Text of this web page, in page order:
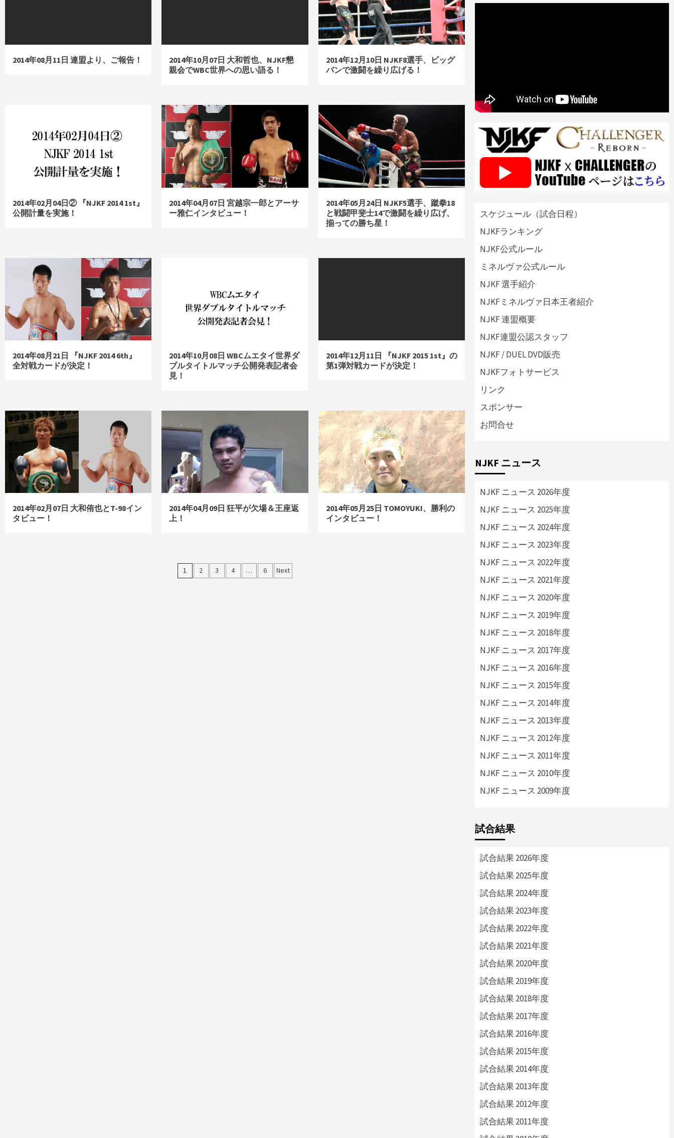
2014年08月11日 連盟より、ご報告！
2014年10月07日 大和哲也、NJKF懇
親会でWBC世界への思い語る！
2014年12月10日 NJKF8選手、ビッグ
バンで激闘を繰り広げる！
2014年02月04日② 『NJKF 2014 1st』
公開計量を実施！
2014年04月07日 宮越宗一郎とアーサ
ー雅仁インタビュー！
2014年05月24日 NJKF5選手、蹴拳18
と戦闘甲斐士14で激闘を繰り広げ、
揃っての勝ち星！
2014年08月21日 『NJKF 2014 6th』
全対戦カードが決定！
2014年10月08日 WBCムエタイ世界ダ
ブルタイトルマッチ公開発表記者会
見！
2014年12月11日 『NJKF 2015 1st』の
第1弾対戦カードが決定！
2014年02月07日 大和侑也とT-98イン
タビュー！
2014年04月09日 狂平が欠場＆王座返
上！
2014年05月25日 TOMOYUKI、勝利の
インタビュー！
ナ
1 2 3 4 … 6 Next
スケジュール（試合日程）
NJKFランキング
NJKF公式ルール
ミネルヴァ公式ルール
NJKF 選手紹介
NJKFミネルヴァ日本王者紹介
NJKF 連盟概要
NJKF連盟公認スタッフ
NJKF / DUEL DVD販売
NJKFフォトサービス
リンク
スポンサー
お問合せ
NJKF ニュース
NJKF ニュース 2026年度
NJKF ニュース 2025年度
NJKF ニュース 2024年度
NJKF ニュース 2023年度
NJKF ニュース 2022年度
NJKF ニュース 2021年度
NJKF ニュース 2020年度
NJKF ニュース 2019年度
NJKF ニュース 2018年度
NJKF ニュース 2017年度
NJKF ニュース 2016年度
NJKF ニュース 2015年度
NJKF ニュース 2014年度
NJKF ニュース 2013年度
NJKF ニュース 2012年度
NJKF ニュース 2011年度
NJKF ニュース 2010年度
NJKF ニュース 2009年度
試合結果
試合結果 2026年度
試合結果 2025年度
試合結果 2024年度
試合結果 2023年度
試合結果 2022年度
試合結果 2021年度
試合結果 2020年度
試合結果 2019年度
試合結果 2018年度
試合結果 2017年度
試合結果 2016年度
試合結果 2015年度
試合結果 2014年度
試合結果 2013年度
試合結果 2012年度
試合結果 2011年度